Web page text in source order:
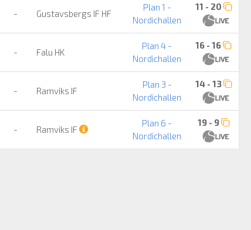
- Gustavsbergs IF HF
Plan 1 -
Nordichallen
11 - 20
- Falu HK
Plan 4 -
Nordichallen
16 - 16
- Ramviks IF
Plan 3 -
Nordichallen
14 - 13
- Ramviks IF
Plan 6 -
Nordichallen
19 - 9